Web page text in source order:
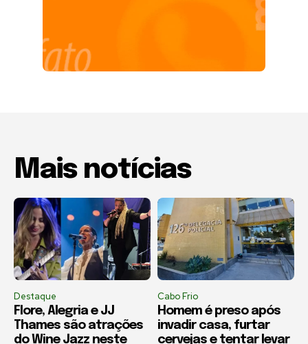
Mais notícias
Destaque
Flore, Alegria e JJ
Thames são atrações
do Wine Jazz neste
Cabo Frio
Homem é preso após
invadir casa, furtar
cervejas e tentar levar